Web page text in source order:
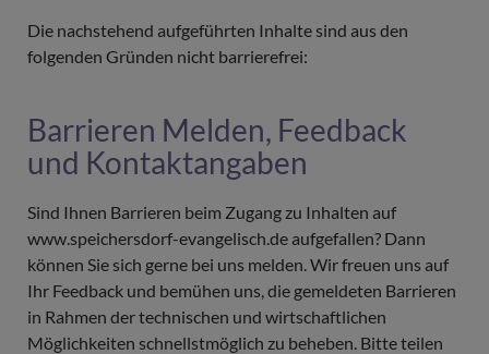
Die nachstehend aufgeführten Inhalte sind aus den
folgenden Gründen nicht barrierefrei:
Barrieren Melden, Feedback
und Kontaktangaben
Sind Ihnen Barrieren beim Zugang zu Inhalten auf
www.speichersdorf-evangelisch.de aufgefallen? Dann
können Sie sich gerne bei uns melden. Wir freuen uns auf
Ihr Feedback und bemühen uns, die gemeldeten Barrieren
in Rahmen der technischen und wirtschaftlichen
Möglichkeiten schnellstmöglich zu beheben. Bitte teilen